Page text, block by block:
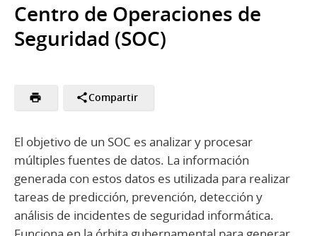
Centro de Operaciones de
Seguridad (SOC)
Compartir
El objetivo de un SOC es analizar y procesar
múltiples fuentes de datos. La información
generada con estos datos es utilizada para realizar
tareas de predicción, prevención, detección y
análisis de incidentes de seguridad informática.